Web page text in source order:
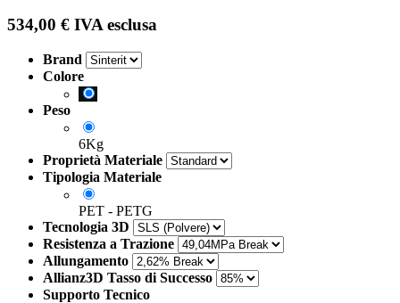
534,00 € IVA esclusa
Brand
Colore
Peso
6Kg
Proprietà Materiale
Tipologia Materiale
PET - PETG
Tecnologia 3D
Resistenza a Trazione
Allungamento
Allianz3D Tasso di Successo
Supporto Tecnico